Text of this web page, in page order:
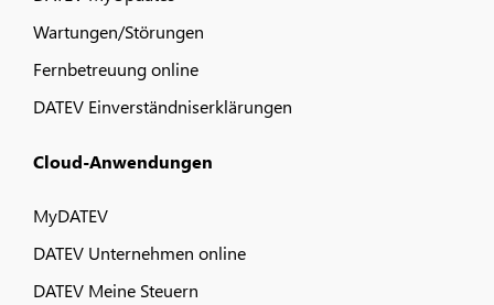
Wartungen/Störungen
Fernbetreuung online
DATEV Einverständniserklärungen
Cloud-Anwendungen
MyDATEV
DATEV Unternehmen online
DATEV Meine Steuern